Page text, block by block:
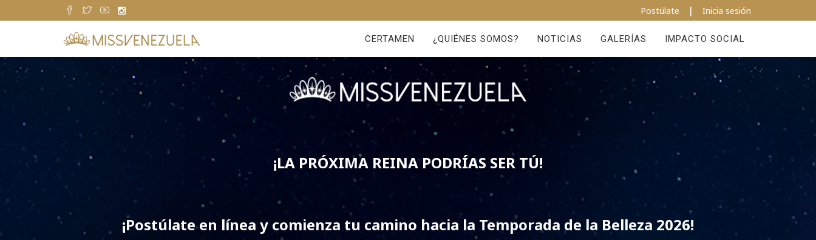
Postúlate | Inicia sesión
CERTAMEN ¿QUIÉNES SOMOS? NOTICIAS GALERÍAS IMPACTO SOCIAL
¡LA PRÓXIMA REINA PODRÍAS SER TÚ!
¡Postúlate en línea y comienza tu camino hacia la Temporada de la Belleza 2026!